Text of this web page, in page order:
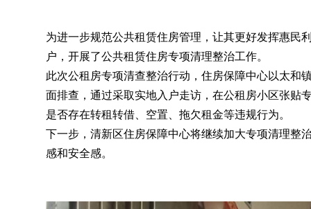
为进一步规范公共租赁住房管理 ， 让其更好发挥惠民
户，开展了公共租赁住房专项清理整治工作。
此次公租房专项清查整治行动 ， 住房保障中心以太和
面排查，通过采取实地入户走访 ， 在公租房小区张贴
是否存在转租转借、空置、拖欠租金等违规行为。
下一步 ， 清新区住房保障中心将继续加大专项清理整
感和安全感。